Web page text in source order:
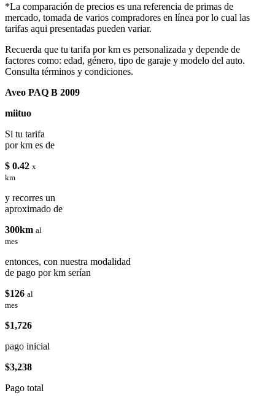
*La comparación de precios es una referencia de primas de
mercado, tomada de varios compradores en línea por lo cual las
tarifas aqui presentadas pueden variar.
Recuerda que tu tarifa por km es personalizada y depende de
factores como: edad, género, tipo de garaje y modelo del auto.
Consulta términos y condiciones.
Aveo PAQ B 2009
miituo
Si tu tarifa
por km es de
$ 0.42 x
km
y recorres un
aproximado de
300km al
mes
entonces, con nuestra modalidad
de pago por km serían
$126 al
mes
$1,726
pago inicial
$3,238
Pago total